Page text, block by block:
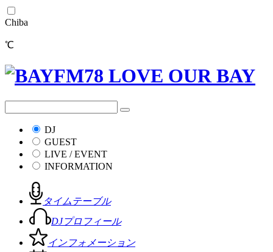
Chiba
℃
DJ
GUEST
LIVE / EVENT
INFORMATION
タイムテーブル
DJプロフィール
インフォメーション